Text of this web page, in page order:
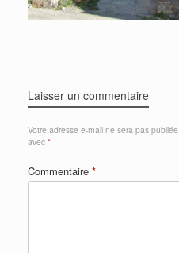
Laisser un commentaire
Votre adresse e-mail ne sera pas publiée.
avec *
Commentaire *